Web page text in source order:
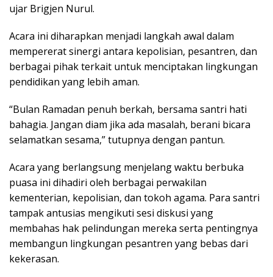
ujar Brigjen Nurul.
Acara ini diharapkan menjadi langkah awal dalam
mempererat sinergi antara kepolisian, pesantren, dan
berbagai pihak terkait untuk menciptakan lingkungan
pendidikan yang lebih aman.
“Bulan Ramadan penuh berkah, bersama santri hati
bahagia. Jangan diam jika ada masalah, berani bicara
selamatkan sesama,” tutupnya dengan pantun.
Acara yang berlangsung menjelang waktu berbuka
puasa ini dihadiri oleh berbagai perwakilan
kementerian, kepolisian, dan tokoh agama. Para santri
tampak antusias mengikuti sesi diskusi yang
membahas hak pelindungan mereka serta pentingnya
membangun lingkungan pesantren yang bebas dari
kekerasan.